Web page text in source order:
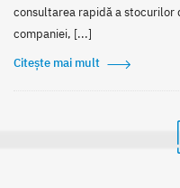
consultarea rapidă a stocurilor
companiei, [...]
Citește mai mult